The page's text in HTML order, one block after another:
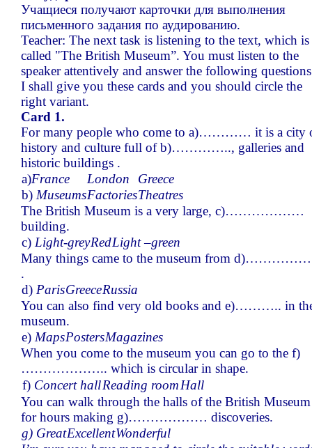
Учащиеся получают карточки для выполнения
письменного задания по аудированию.
Teacher: The next task is listening to the text, which is
called "The British Museum”. You must listen to the
speaker attentively and answer the following
I shall give you these cards and you should circle the
right variant.
Card 1.
For many people who come to а)………… it is a city
history and culture full of b)………….., galleries and
historic buildings .
а)France London
Greece
b) MuseumsFactoriesTheatres
The British Museum is a very large, c)………………
building.
c) Light-greyRedLight –green
Many things came to the museum from
.
d) ParisGreeceRussia
You can also find very old books and e)……….. in
museum.
e) MapsPostersMagazines
When you come to the museum you can go to the f)
……………….. which is circular in shape.
f) Concert hallReading roomHall
You can walk through the halls of the British Museum
for hours making g)……………… discoveries.
g) GreatExcellentWonderful